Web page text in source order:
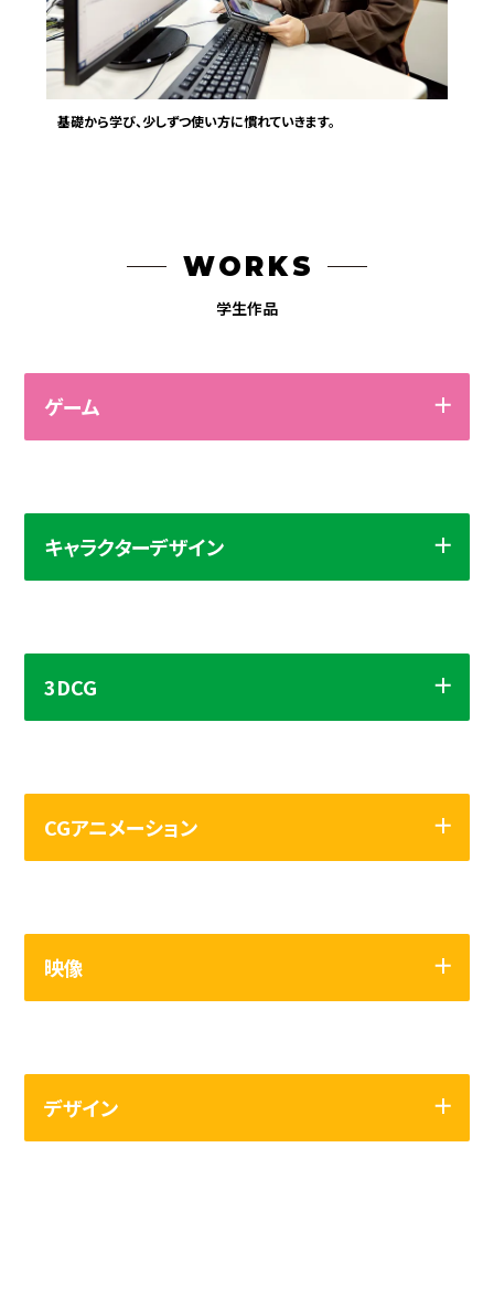
基礎から学び、少しずつ使い方に慣れていきます。
WORKS
学生作品
ゲーム
てんくる
キャラクターデザイン
3DCG
CGアニメーション
昼ごはん何にしようかな
映像
デザイン